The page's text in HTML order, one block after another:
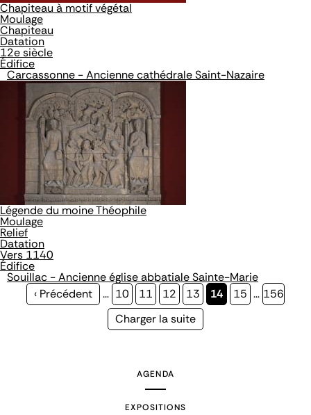
Chapiteau à motif végétal
Moulage
Chapiteau
Datation
12e siècle
Édifice
Carcassonne - Ancienne cathédrale Saint-Nazaire
Légende du moine Théophile
Moulage
Relief
Datation
Vers 1140
Édifice
Souillac - Ancienne église abbatiale Sainte-Marie
Page
‹ Précédent … Page
10 Page
11 Page
12 Page
13
Page
14 Page
15 … Page
156
Page
Charger la suite
AGENDA
EXPOSITIONS